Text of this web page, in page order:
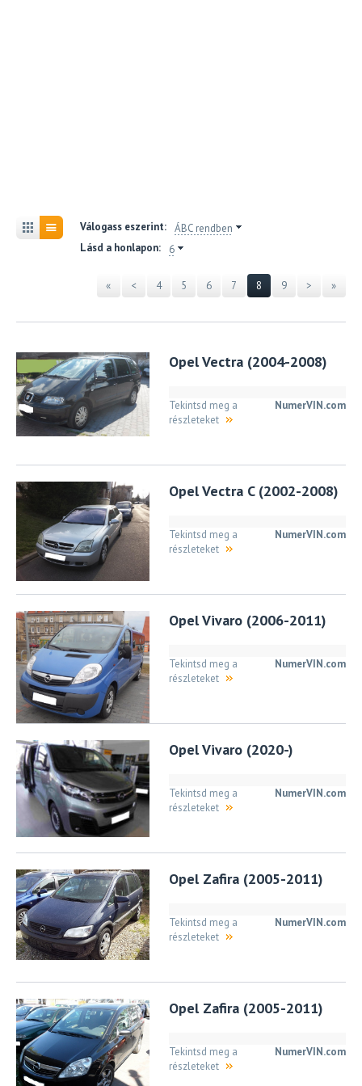
Válogass eszerint: ÁBC rendben
Lásd a honlapon:
6
« < 4 5 6 7 8 9 > »
Opel Vectra (2004-2008)
NumerVIN.com
Tekintsd meg a
részleteket
Opel Vectra C (2002-2008)
NumerVIN.com
Tekintsd meg a
részleteket
Opel Vivaro (2006-2011)
NumerVIN.com
Tekintsd meg a
részleteket
Opel Vivaro (2020-)
NumerVIN.com
Tekintsd meg a
részleteket
Opel Zafira (2005-2011)
NumerVIN.com
Tekintsd meg a
részleteket
Opel Zafira (2005-2011)
NumerVIN.com
Tekintsd meg a
részleteket